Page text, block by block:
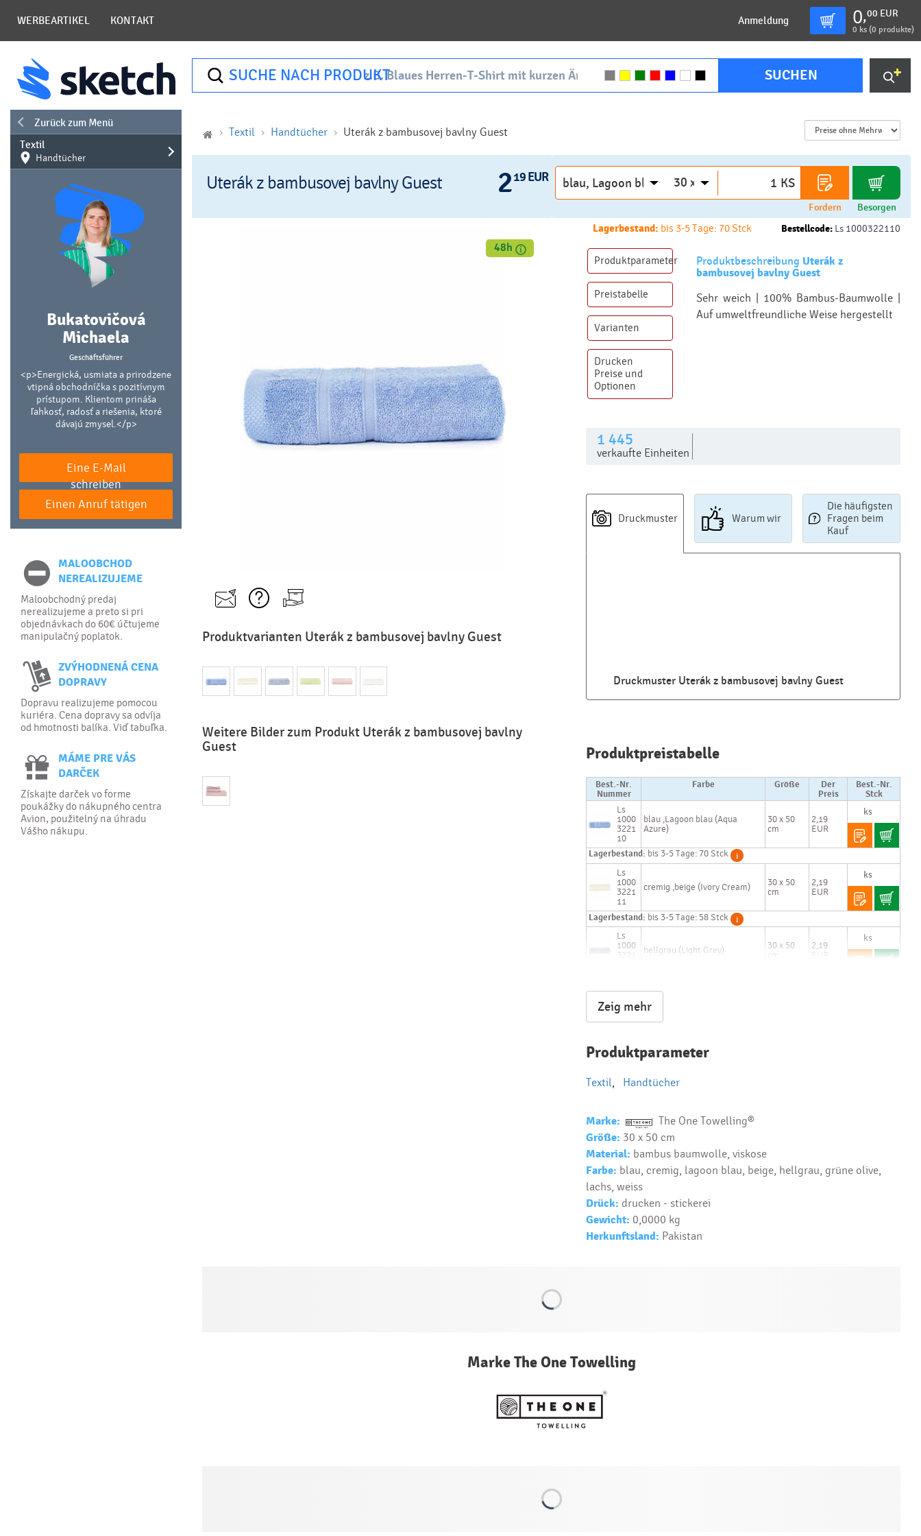
WERBEARTIKEL KONTAKT Anmeldung 0,00 EUR
0 ks (0 produkte)
SUCHE NACH PRODUKT SUCHEN
Zurück zum Menü
Textil
Handtücher
Bukatovičová
Michaela
Geschäftsführer
<p>Energická, usmiata a prirodzene
vtipná obchodníčka s pozitívnym
prístupom. Klientom prináša
ľahkosť, radosť a riešenia, ktoré
dávajú zmysel.</p>
Eine E-Mail
schreiben
Einen Anruf tätigen
MALOOBCHOD
NEREALIZUJEME
Maloobchodný predaj
nerealizujeme a preto si pri
objednávkach do 60€ účtujeme
manipulačný poplatok.
ZVÝHODNENÁ CENA
DOPRAVY
Dopravu realizujeme pomocou
kuriéra. Cena dopravy sa odvíja
od hmotnosti balíka. Viď tabuľka.
MÁME PRE VÁS
DARČEK
Získajte darček vo forme
poukážky do nákupného centra
Avion, použitelný na úhradu
Vášho nákupu.
Textil Handtücher Uterák z bambusovej bavlny Guest
Uterák z bambusovej bavlny Guest 219 EUR KS
Fordern Besorgen
48h
Produktvarianten Uterák z bambusovej bavlny Guest
Weitere Bilder zum Produkt Uterák z bambusovej bavlny
Guest
Lagerbestand: bis 3-5 Tage: 70 Stck Bestellcode: Ls 1000322110
Produktbeschreibung Uterák z
bambusovej bavlny Guest
Sehr weich | 100% Bambus-Baumwolle |
Auf umweltfreundliche Weise hergestellt
Produktparameter
Preistabelle
Varianten
Drucken
Preise und
Optionen
1 445
verkaufte Einheiten
Druckmuster
Druckmuster Uterák z bambusovej bavlny Guest
Warum wir
Die häufigsten
Fragen beim
Kauf
nákupe
predmetov
Ako realizujete
potlač na
premedy?
Ako si vybrať
predmet?
Produktpreistabelle
Best.-Nr.
Nummer
Farbe Größe
Der
Preis
Best.-Nr.
Stck
Ls
1000
3221
10
blau ,Lagoon blau (Aqua
Azure)
30 x 50
cm
2,19
EUR
Lagerbestand: bis 3-5 Tage: 70 Stck
Ls
1000
3221
11
cremig ,beige (Ivory Cream)
30 x 50
cm
2,19
EUR
Lagerbestand: bis 3-5 Tage: 58 Stck
Ls
1000
3221
hellgrau (Light Grey)
30 x 50
cm
2,19
EUR
Zeig mehr
Produktparameter
Textil, Handtücher
Marke: The One Towelling®
Größe: 30 x 50 cm
Material: bambus baumwolle, viskose
Farbe: blau, cremig, lagoon blau, beige, hellgrau, grüne olive,
lachs, weiss
Drück: drucken - stickerei
Gewicht: 0,0000 kg
Herkunftsland: Pakistan
Marke The One Towelling